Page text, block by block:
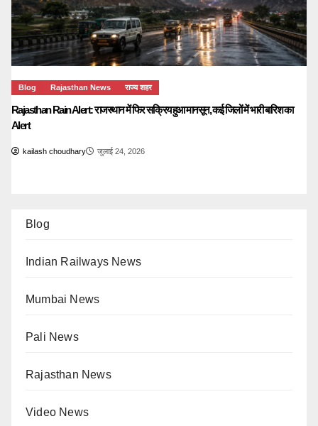
Blog Rajasthan News राज्य शहर
Rajasthan Rain Alert: राजस्थान में फिर सक्रिय हुआ मानसून, कई जिलों में भारी बारिश का
Alert
kailash choudhary जुलाई 24, 2026
Blog
Indian Railways News
Mumbai News
Pali News
Rajasthan News
Video News